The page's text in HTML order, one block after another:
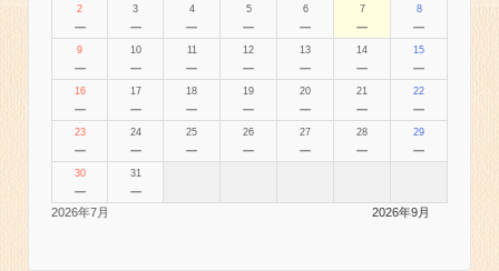
2
－
3
－
4
－
5
－
6
－
7
－
8
－
9
－
10
－
11
－
12
－
13
－
14
－
15
－
16
－
17
－
18
－
19
－
20
－
21
－
22
－
23
－
24
－
25
－
26
－
27
－
28
－
29
－
30
－
31
－
2026年7月 2026年9月